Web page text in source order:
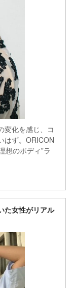
変化を感じ、コ
はず。ORICON
想のボディ”ラ
た女性がリアル